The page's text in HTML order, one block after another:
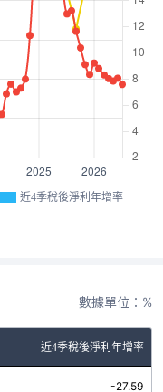
近4季稅後淨利年增率
數據單位：%
近4季稅後淨利年增率
-27.59